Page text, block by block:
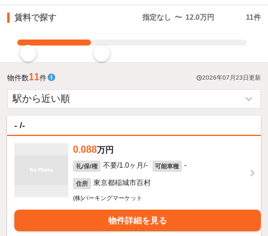
賃料で探す 指定なし 〜 12.0万円 11件
物件数11件 2026年07月23日更新
- /-
0.088万円
礼/保/権 不要/1.0ヶ月/- 可能車種 -
住所 東京都稲城市百村
(株)パーキングマーケット
物件詳細を見る